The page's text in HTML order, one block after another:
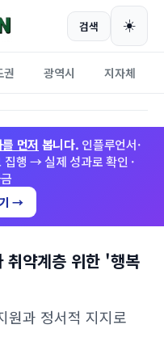
검색 ☀️
권 광역시 지자체
먼저 봅니다. 인플루언서·
집행 → 실제 성과로 확인 ·
→
취약계층 위한 '행복
원과 정서적 지지로